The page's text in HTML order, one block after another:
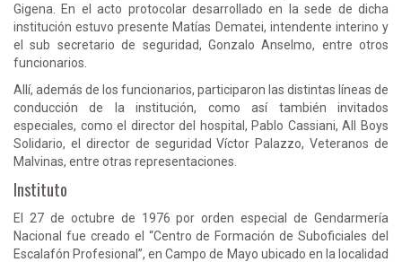
Gigena. En el acto protocolar desarrollado en la sede de dicha
institución estuvo presente Matías Dematei, intendente interino y
el sub secretario de seguridad, Gonzalo Anselmo, entre otros
funcionarios.
Allí, además de los funcionarios, participaron las distintas líneas de
conducción de la institución, como así también invitados
especiales, como el director del hospital, Pablo Cassiani, All Boys
Solidario, el director de seguridad Víctor Palazzo, Veteranos de
Malvinas, entre otras representaciones.
Instituto
El 27 de octubre de 1976 por orden especial de Gendarmería
Nacional fue creado el “Centro de Formación de Suboficiales del
Escalafón Profesional”, en Campo de Mayo ubicado en la localidad